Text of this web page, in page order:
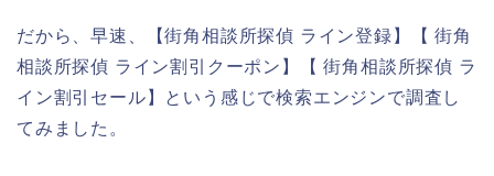
だから、早速、【街角相談所探偵 ライン登録】【 街角
相談所探偵 ライン割引クーポン】【 街角相談所探偵 ラ
イン割引セール】という感じで検索エンジンで調査し
てみました。